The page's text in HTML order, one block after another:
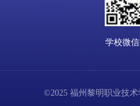
学校微
©2025 福州黎明职业技